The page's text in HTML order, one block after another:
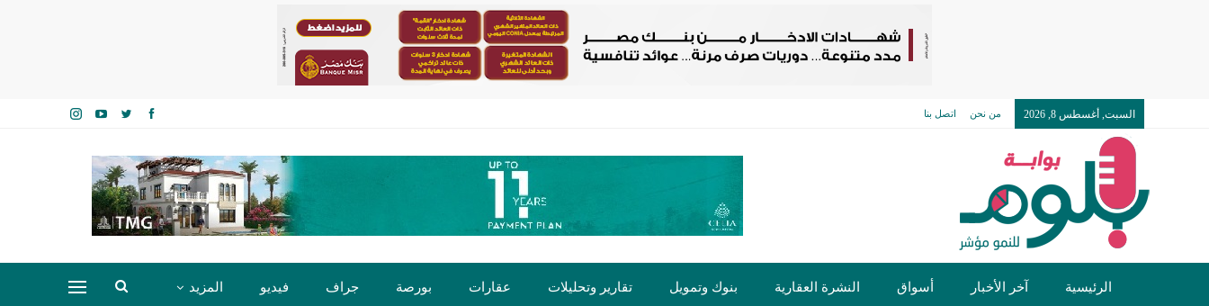
السبت, أغسطس 8, 2026 من نحن اتصل بنا
الرئيسية آخر الأخبار أسواق النشرة العقارية بنوك وتمويل تقارير وتحليلات عقارات بورصة جراف فيديو المزيد